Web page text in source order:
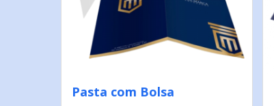
Pasta com Bolsa